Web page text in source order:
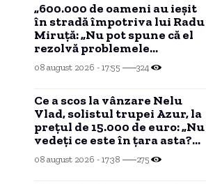
„600.000 de oameni au ieșit
în stradă împotriva lui Radu
Miruță: „Nu pot spune că el
rezolvă problemele
românilor””
08 august 2026 - 17:55 324
Ce a scos la vânzare Nelu
Vlad, solistul trupei Azur, la
prețul de 15.000 de euro: „Nu
vedeți ce este în țara asta?
Nu mai am timp”
08 august 2026 - 17:38 275